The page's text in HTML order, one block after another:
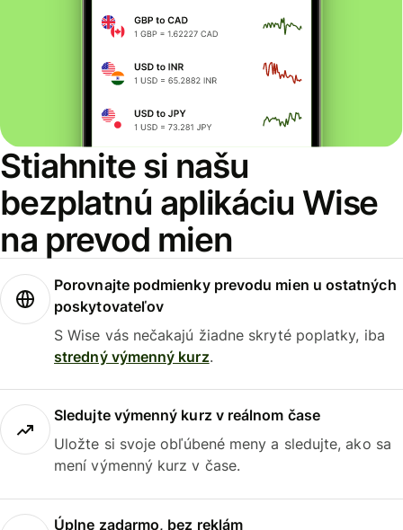
Stiahnite si našu
bezplatnú aplikáciu Wise
na prevod mien
Porovnajte podmienky prevodu mien u ostatných
poskytovateľov
S Wise vás nečakajú žiadne skryté poplatky, iba
stredný výmenný kurz.
Sledujte výmenný kurz v reálnom čase
Uložte si svoje obľúbené meny a sledujte, ako sa
mení výmenný kurz v čase.
Úplne zadarmo, bez reklám